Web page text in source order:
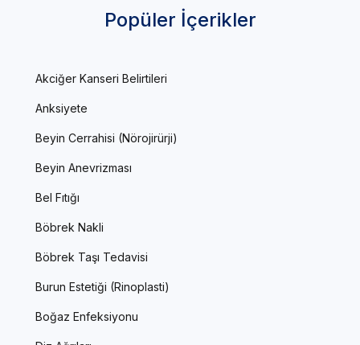
Popüler İçerikler
Akciğer Kanseri Belirtileri
Anksiyete
Beyin Cerrahisi (Nörojirürji)
Beyin Anevrizması
Bel Fıtığı
Böbrek Nakli
Böbrek Taşı Tedavisi
Burun Estetiği (Rinoplasti)
Boğaz Enfeksiyonu